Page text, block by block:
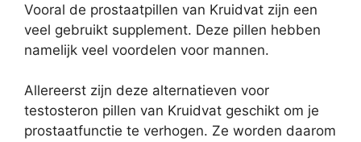
Vooral de prostaatpillen van Kruidvat zijn een
veel gebruikt supplement. Deze pillen hebben
namelijk veel voordelen voor mannen.
Allereerst zijn deze alternatieven voor
testosteron pillen van Kruidvat geschikt om je
prostaatfunctie te verhogen. Ze worden daarom